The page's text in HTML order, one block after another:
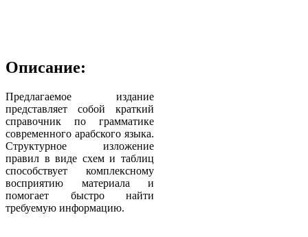
Описание:
Предлагаемое издание
представляет собой краткий
справочник по грамматике
современного арабского языка.
Структурное изложение
правил в виде схем и таблиц
способствует комплексному
восприятию материала и
помогает быстро найти
требуемую информацию.